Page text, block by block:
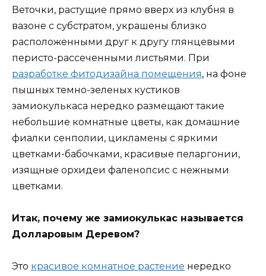
Веточки, растущие прямо вверх из клубня в
вазоне с субстратом, украшены близко
расположенными друг к другу глянцевыми
перисто-рассеченными листьями. При
разработке фитодизайна помещения, на фоне
пышных темно-зеленых кустиков
замиокулькаса нередко размещают такие
небольшие комнатные цветы, как домашние
фиалки сенполии, цикламены с яркими
цветками-бабочками, красивые пеларгонии,
изящные орхидеи фаленопсис с нежными
цветками.
Итак, почему же замиокулькас называется
Долларовым Деревом?
Это красивое комнатное растение нередко